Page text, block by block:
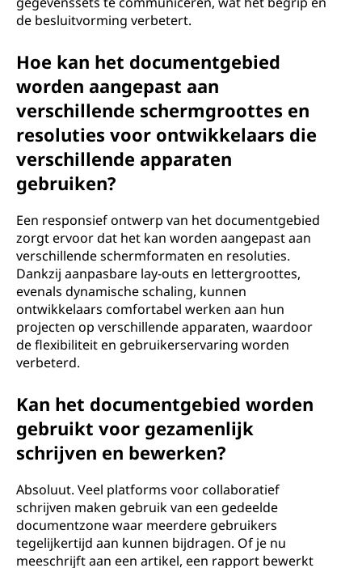
de besluitvorming verbetert.
Hoe kan het documentgebied
worden aangepast aan
verschillende schermgroottes en
resoluties voor ontwikkelaars die
verschillende apparaten
gebruiken?
Een responsief ontwerp van het documentgebied
zorgt ervoor dat het kan worden aangepast aan
verschillende schermformaten en resoluties.
Dankzij aanpasbare lay-outs en lettergroottes,
evenals dynamische schaling, kunnen
ontwikkelaars comfortabel werken aan hun
projecten op verschillende apparaten, waardoor
de flexibiliteit en gebruikerservaring worden
verbeterd.
Kan het documentgebied worden
gebruikt voor gezamenlijk
schrijven en bewerken?
Absoluut. Veel platforms voor collaboratief
schrijven maken gebruik van een gedeelde
documentzone waar meerdere gebruikers
tegelijkertijd aan kunnen bijdragen. Of je nu
meeschrijft aan een artikel, een rapport bewerkt